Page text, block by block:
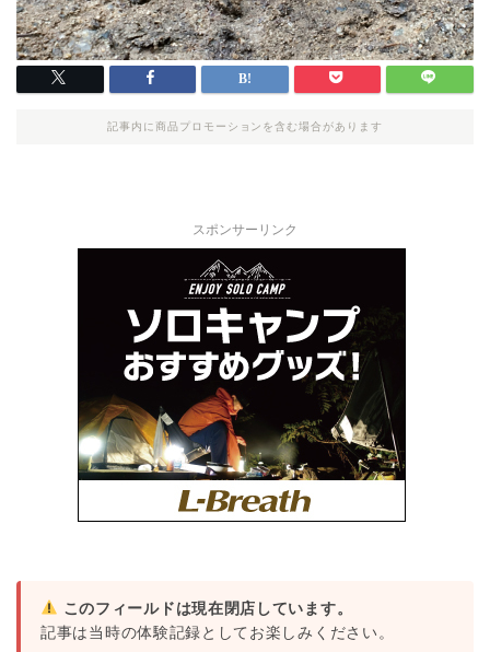
記事内に商品プロモーションを含む場合があります
スポンサーリンク
このフィールドは現在閉店しています。
記事は当時の体験記録としてお楽しみください。